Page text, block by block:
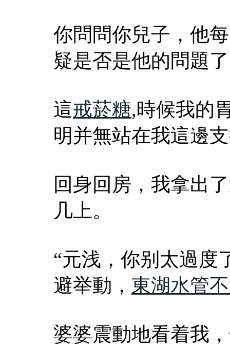
你問問你兒子，他
疑是否是他的問題
這戒菸糖,時候我的
明并無站在我這邊
回身回房，我拿出
几上。
“元浅，你别太過度
避举動， 東湖水管
婆婆震動地看着我